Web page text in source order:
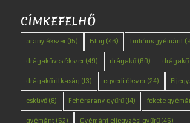
CÍMKEFELHŐ
arany ékszer(15) Blog (46) briliáns gyémánt
drágaköves ékszer(49) drágakő(60)
drágakő ritkaság (13) egyedi ékszer(24)
esküvő(8) Fehérarany gyűrű(14) fekete
gyémánt (52) Gyémánt eljegyzési gyűrű(45)